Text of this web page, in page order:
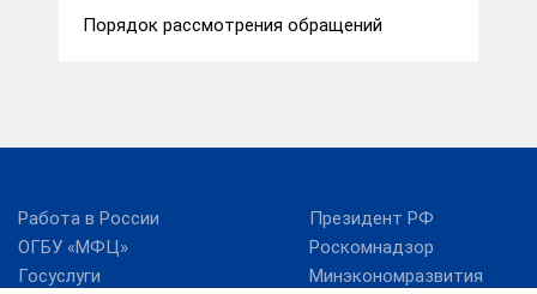
Порядок рассмотрения обращений
Работа в России
ОГБУ «МФЦ»
Госуслуги
Президент РФ
Роскомнадзор
Минэкономразвития